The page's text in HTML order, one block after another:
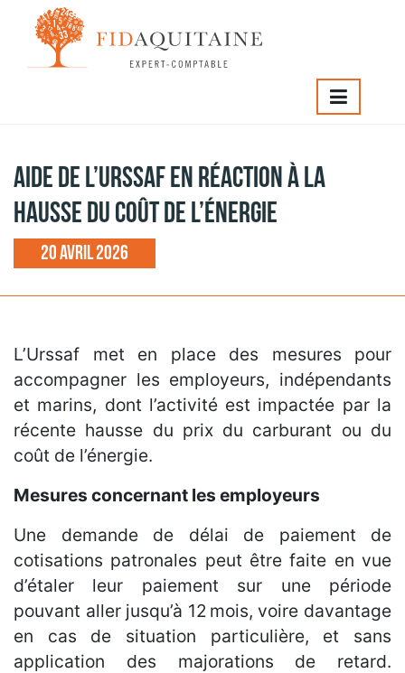
Aide de l’Urssaf en réaction à la hausse du
Aide de l’Urssaf en réaction à la
hausse du coût de l’énergie
20 avril 2026
L’Urssaf met en place des mesures pour
accompagner les employeurs, indépendants
et marins, dont l’activité est impactée par la
récente hausse du prix du carburant ou du
coût de l’énergie.
Mesures concernant les employeurs
Une demande de délai de paiement de
cotisations patronales peut être faite en vue
d’étaler leur paiement sur une période
pouvant aller jusqu’à 12 mois, voire davantage
en cas de situation particulière, et sans
application des majorations de retard.